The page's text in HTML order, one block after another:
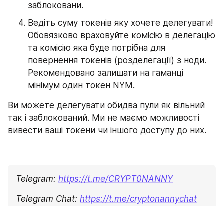
заблоковани.
Ведіть суму токенів яку хочете делегувати!
Обовязково враховуйте комісію в делегацію
та комісію яка буде потрібна для
повернення токенів (розделегації) з ноди.
Рекомендовано залишати на гаманці
мінімум один токен NYM.
Ви можете делегувати обидва пули як вільний
так і заблокований. Ми не маємо можливості
вивести ваші токени чи іншого доступу до них.
Telegram: https://t.me/CRYPT0NANNY
Telegram Chat: https://t.me/cryptonannychat